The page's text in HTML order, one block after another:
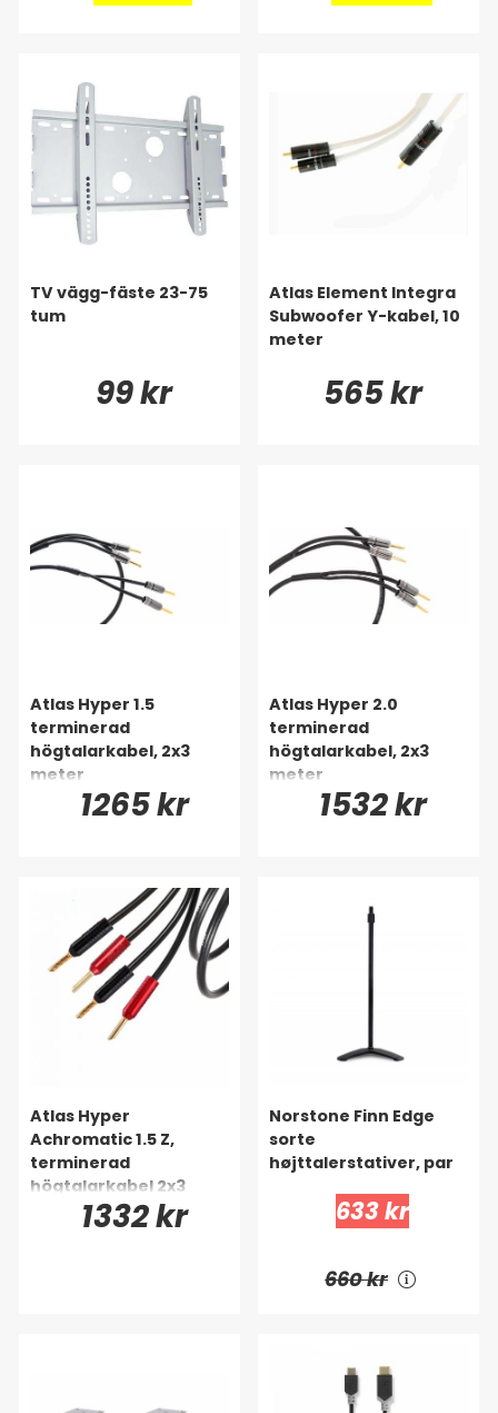
TV vägg-fäste 23-75
tum
99 kr
Atlas Element Integra
Subwoofer Y-kabel, 10
meter
565 kr
Atlas Hyper 1.5
terminerad
högtalarkabel, 2x3
meter
1265 kr
Atlas Hyper 2.0
terminerad
högtalarkabel, 2x3
meter
1532 kr
Atlas Hyper
Achromatic 1.5 Z,
terminerad
högtalarkabel 2x3
meter1332 kr
Norstone Finn Edge
sorte
højttalerstativer, par
633 kr
660 kr